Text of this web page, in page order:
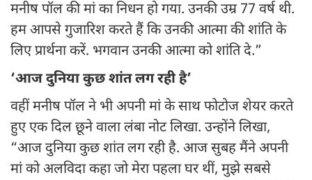
मनीष पॉल की मां का निधन हो गया. उनकी उम्र 77 वर्ष थी.
हम आपसे गुजारिश करते हैं कि उनकी आत्मा की शांति के
लिए प्रार्थना करें. भगवान उनकी आत्मा को शांति दे.”
‘आज दुनिया कुछ शांत लग रही है’
वहीं मनीष पॉल ने भी अपनी मां के साथ फोटोज शेयर करते
हुए एक दिल छूने वाला लंबा नोट लिखा. उन्होंने लिखा,
“आज दुनिया कुछ शांत लग रही है. आज सुबह मैंने अपनी
मां को अलविदा कहा जो मेरा पहला घर थीं, मुझे सबसे